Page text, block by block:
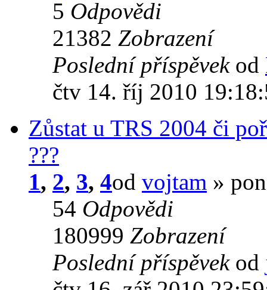
5 Odpovědi
21382 Zobrazení
Poslední příspěvek od
čtv 14. říj 2010
Zůstat u TRS 2004 či
???
1, 2, 3, 4od vojtam »
54 Odpovědi
180999 Zobrazení
Poslední příspěvek od